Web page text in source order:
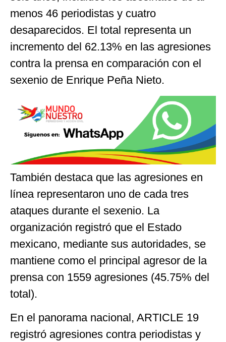
menos 46 periodistas y cuatro
desaparecidos. El total representa un
incremento del 62.13% en las agresiones
contra la prensa en comparación con el
sexenio de Enrique Peña Nieto.
También destaca que las agresiones en
línea representaron uno de cada tres
ataques durante el sexenio. La
organización registró que el Estado
mexicano, mediante sus autoridades, se
mantiene como el principal agresor de la
prensa con 1559 agresiones (45.75% del
total).
En el panorama nacional, ARTICLE 19
registró agresiones contra periodistas y